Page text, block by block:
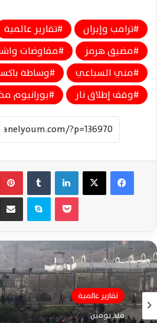
ترامب وإيران تقارير عالمية
مضيق هرمز
مفاوضات
مني السباعي
وساطة
وقف إطلاق نار
يورانيوم
فيسبوك ‫X لينكدإن
سكايب
تقارير عالمية
منذ يومين
تقارير عالمية